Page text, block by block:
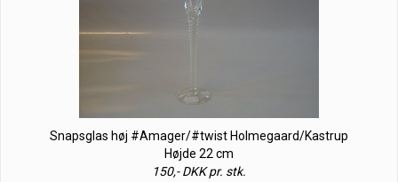
Snapsglas høj #Amager/#twist Holmegaard/Kastrup
Højde 22 cm
150,- DKK pr. stk.